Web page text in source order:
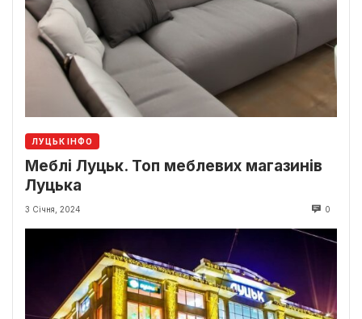
ЛУЦЬК ІНФО
Меблі Луцьк. Топ меблевих магазинів
Луцька
3 Січня, 2024 0